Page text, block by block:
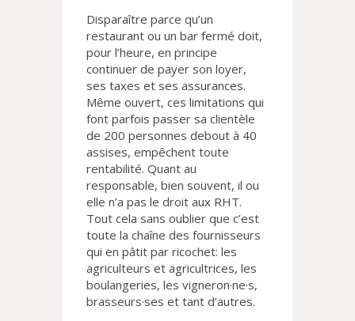
Disparaître parce qu’un
restaurant ou un bar fermé doit,
pour l’heure, en principe
continuer de payer son loyer,
ses taxes et ses assurances.
Même ouvert, ces limitations qui
font parfois passer sa clientèle
de 200 personnes debout à 40
assises, empêchent toute
rentabilité. Quant au
responsable, bien souvent, il ou
elle n’a pas le droit aux RHT.
Tout cela sans oublier que c’est
toute la chaîne des fournisseurs
qui en pâtit par ricochet: les
agriculteurs et agricultrices, les
boulangeries, les vigneron·ne·s,
brasseurs·ses et tant d’autres.